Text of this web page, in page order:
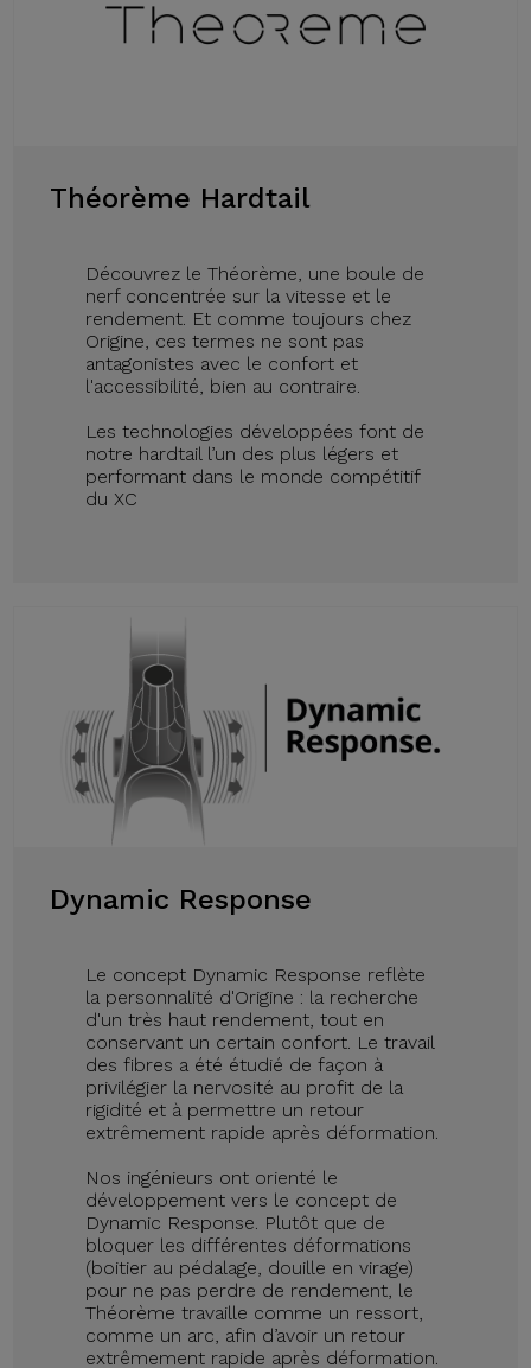
Théorème Hardtail
Découvrez le Théorème, une boule de
nerf concentrée sur la vitesse et le
rendement. Et comme toujours chez
Origine, ces termes ne sont pas
antagonistes avec le confort et
l'accessibilité, bien au contraire.
Les technologies développées font de
notre hardtail l’un des plus légers et
performant dans le monde compétitif
du XC
Dynamic Response
Le concept Dynamic Response reflète
la personnalité d'Origine : la recherche
d'un très haut rendement, tout en
conservant un certain confort. Le travail
des fibres a été étudié de façon à
privilégier la nervosité au profit de la
rigidité et à permettre un retour
extrêmement rapide après déformation.
Nos ingénieurs ont orienté le
développement vers le concept de
Dynamic Response. Plutôt que de
bloquer les différentes déformations
(boitier au pédalage, douille en virage)
pour ne pas perdre de rendement, le
Théorème travaille comme un ressort,
comme un arc, afin d’avoir un retour
extrêmement rapide après déformation.